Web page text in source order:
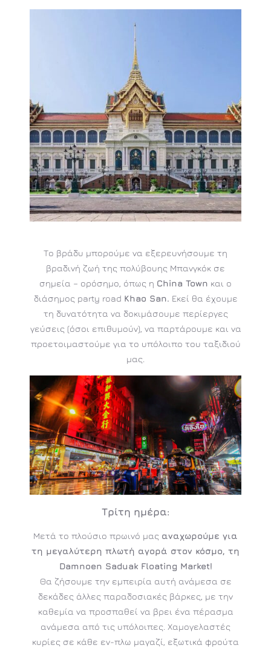
Το βράδυ μπορούμε να εξερευνήσουμε τη
βραδινή ζωή της πολύβουης Μπανγκόκ σε
σημεία – ορόσημο, όπως η China Town και ο
διάσημος party road Khao San. Εκεί θα έχουμε
τη δυνατότητα να δοκιμάσουμε περίεργες
γεύσεις (όσοι επιθυμούν), να παρτάρουμε και να
προετοιμαστούμε για το υπόλοιπο του ταξιδιού
μας.
Τρίτη ημέρα:
Μετά το πλούσιο πρωινό μας αναχωρούμε για
τη μεγαλύτερη πλωτή αγορά στον κόσμο, τη
Damnoen Saduak Floating Market!
Θα ζήσουμε την εμπειρία αυτή ανάμεσα σε
δεκάδες άλλες παραδοσιακές βάρκες, με την
καθεμία να προσπαθεί να βρει ένα πέρασμα
ανάμεσα από τις υπόλοιπες. Χαμογελαστές
κυρίες σε κάθε εν-πλω μαγαζί, εξωτικά φρούτα